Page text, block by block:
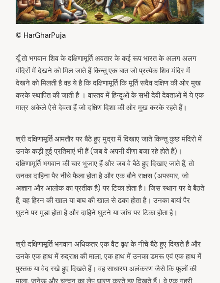
© HarGharPuja
यूँ तो भगवान शिव के दक्षिणामूर्ति अवतार के कई रूप भारत के अलग अलग
मंदिरों में देखने को मिल जाते हैं किन्तु एक बात जो प्रत्येक शिव मंदिर में
देखने को मिलती है वह ये है कि दक्षिणामूर्ति कि मूर्ति सदैव दक्षिण की ओर मुख
करके स्थापित की जाती है । वास्तव में हिन्दुओं के सभी देवी देवताओं में ये एक
मात्र अकेले ऐसे देवता हैं जो दक्षिण दिशा की ओर मुख करके रहते हैं।
श्री दक्षिणामूर्ति आमतौर पर बैठे हुए मुद्रा में दिखाए जाते किन्तु कुछ मंदिरो में
उनके कड़ी हुई प्रतिमाएं भी हैं (जब वे अपनी वीणा बजा रहे होते हैं)।
दक्षिणामूर्ति भगवान की चार भुजाए हैं और जब वे बैठे हुए दिखाए जाते हैं, तो
उनका दाहिना पैर नीचे फैला होता है और एक बौने राक्षस (अपस्मार, जो
अज्ञान और आलोक का प्रतीक है) पर टिका होता है। जिस स्थान पर वे बैठते
हैं, वह हिरन की खाल या बाघ की खाल से ढका होता है। उनका बायां पैर
घुटने पर मुड़ा होता है और दाहिने घुटने या जांघ पर टिका होता है।
श्री दक्षिणामूर्ति भगवान अधिकतर एक वैट वृक्ष के नीचे बैठे हुए दिखते हैं और
उनके एक हाथ में रुद्राक्ष की माला, एक हाथ में उनका डमरू एवं एक हाथ में
पुस्तक या वेद रखे हुए दिखते हैं। वह साधारण अलंकरण जैसे कि फूलों की
माला, जनेऊ और चन्दन का लेप धारण करते हुए दिखते हैं। वे एक गहरी